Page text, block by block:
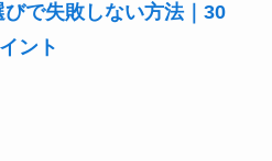
で失敗しない方法｜30
ント